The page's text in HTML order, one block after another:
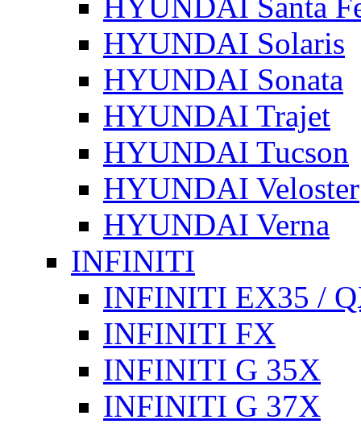
HYUNDAI Solaris
HYUNDAI Sonata
HYUNDAI Trajet
HYUNDAI Tucson
HYUNDAI Veloster
HYUNDAI Verna
INFINITI
INFINITI EX35 /
INFINITI FX
INFINITI G 35X
INFINITI G 37X